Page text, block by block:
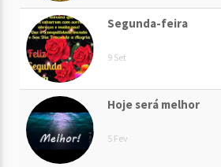
Segunda-feira
9 Set
Hoje será melhor
5 Fev